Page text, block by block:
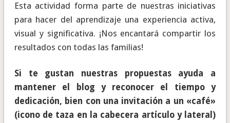
Esta actividad forma parte de nuestras iniciativas
para hacer del aprendizaje una experiencia activa,
visual y significativa. ¡Nos encantará compartir los
resultados con todas las familias!
Si te gustan nuestras propuestas ayuda a
mantener el blog y reconocer el tiempo y
dedicación, bien con una invitación a un «café»
(icono de taza en la cabecera artículo y lateral)